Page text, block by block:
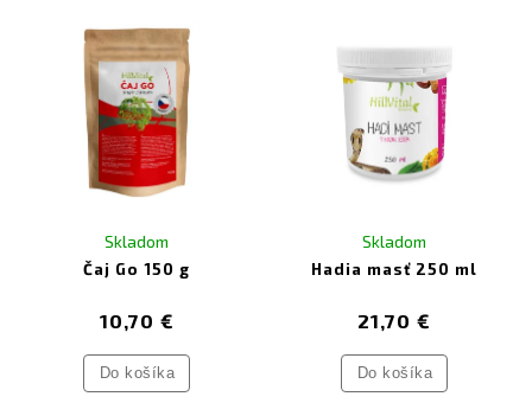
Čaj Go 150 g
Skladom
10,70 €
Do košíka
Hadia masť 250 ml
Skladom
21,70 €
Do košíka